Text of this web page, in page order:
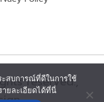
reserved.,
สบการณ์ที่ดีในการใช้
ยละเอียดได้ที่นี่